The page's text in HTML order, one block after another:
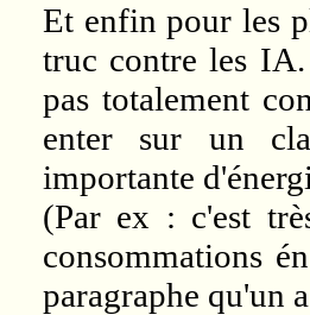
Et enfin pour les
truc contre les
pas totalement
enter sur un
importante
(Par ex : c'est
consommations
paragraphe qu'un